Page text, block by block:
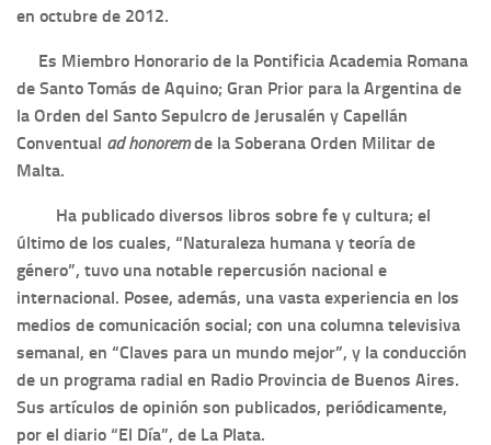
en octubre de 2012.
Es Miembro Honorario de la Pontificia Academia Romana
de Santo Tomás de Aquino; Gran Prior para la Argentina de
la Orden del Santo Sepulcro de Jerusalén y Capellán
Conventual ad honoremde la Soberana Orden Militar de
Malta.
Ha publicado diversos libros sobre fe y cultura; el
último de los cuales, “Naturaleza humana y teoría de
género”, tuvo una notable repercusión nacional e
internacional. Posee, además, una vasta experiencia en los
medios de comunicación social; con una columna televisiva
semanal, en “Claves para un mundo mejor”, y la conducción
de un programa radial en Radio Provincia de Buenos Aires.
Sus artículos de opinión son publicados, periódicamente,
por el diario “El Día”, de La Plata.